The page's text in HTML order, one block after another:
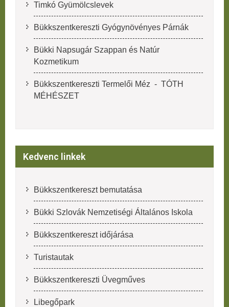
Timkó Gyümölcslevek
Bükkszentkereszti Gyógynövényes Párnák
Bükki Napsugár Szappan és Natúr
Kozmetikum
Bükkszentkereszti Termelői Méz - TÓTH
MÉHÉSZET
Kedvenc linkek
Bükkszentkereszt bemutatása
Bükki Szlovák Nemzetiségi Általános Iskola
Bükkszentkereszt időjárása
Turistautak
Bükkszentkereszti Üvegműves
Libegőpark